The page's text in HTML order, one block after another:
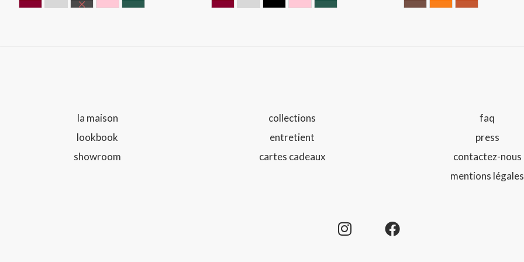
la maison
lookbook
showroom
collections
entretient
cartes cadeaux
faq
press
contactez-nous
mentions légales